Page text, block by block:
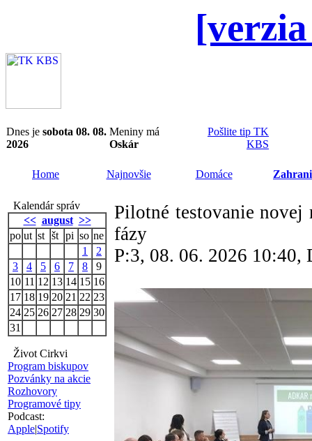
Dnes je sobota 08. 08.
2026
Meniny má
Oskár
Pošlite tip TK
KBS
Home Najnovšie Domáce
Kalendár správ
<< august >>
po ut st št pi so ne
1
2
3
4 5 6 7 8
9
10 11 12 13 14 15 16
17 18 19 20 21 22 23
24 25 26 27 28 29 30
31
Život Cirkvi
Program biskupov
Pozvánky na akcie
Rozhovory
Programové tipy
Podcast:
Apple|Spotify
Pilotné testovanie
fázy
P:3, 08. 06. 2026 10:40,